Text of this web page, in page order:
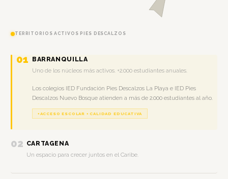
TERRITORIOS ACTIVOS PIES DESCALZOS
01 BARRANQUILLA
Uno de los núcleos más activos. +2.000 estudiantes anuales.
Los colegios IED Fundación Pies Descalzos La Playa e IED Pies
Descalzos Nuevo Bosque atienden a más de 2.000 estudiantes al año.
ACCESO ESCOLAR + CALIDAD EDUCATIVA
02 CARTAGENA
Un espacio para crecer juntos en el Caribe.
La IED Fundación Pies Descalzos Lomas del Peyé e IED Fundación Pies